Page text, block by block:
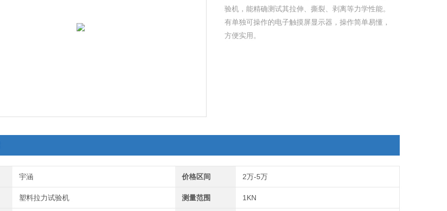
验机，能精确测试其拉伸、撕裂、剥离等力学性能。
有单独可操作的电子触摸屏显示器，操作简单易懂，
方便实用。
宇涵 价格区间 2万-5万
塑料拉力试验机 测量范围 1KN